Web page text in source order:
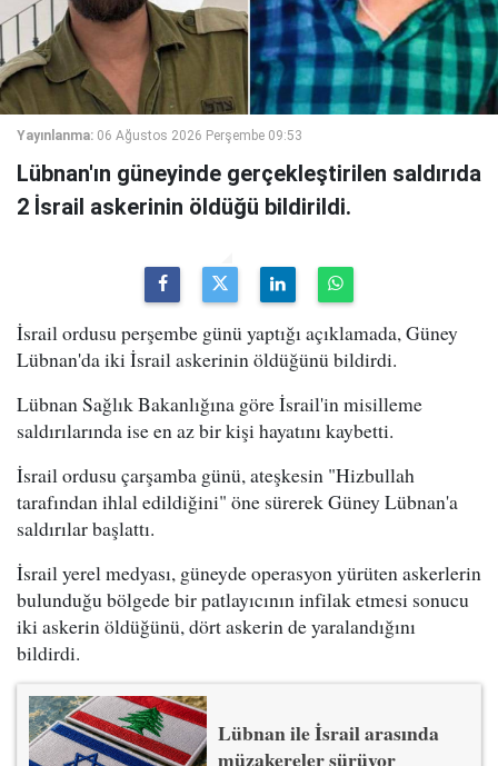
Yayınlanma: 06 Ağustos 2026 Perşembe 09:53
Lübnan'ın güneyinde gerçekleştirilen saldırıda
2 İsrail askerinin öldüğü bildirildi.
İsrail ordusu perşembe günü yaptığı açıklamada, Güney
Lübnan'da iki İsrail askerinin öldüğünü bildirdi.
Lübnan Sağlık Bakanlığına göre İsrail'in misilleme
saldırılarında ise en az bir kişi hayatını kaybetti.
İsrail ordusu çarşamba günü, ateşkesin "Hizbullah
tarafından ihlal edildiğini" öne sürerek Güney Lübnan'a
saldırılar başlattı.
İsrail yerel medyası, güneyde operasyon yürüten askerlerin
bulunduğu bölgede bir patlayıcının infilak etmesi sonucu
iki askerin öldüğünü, dört askerin de yaralandığını
bildirdi.
Lübnan ile İsrail arasında
müzakereler sürüyor